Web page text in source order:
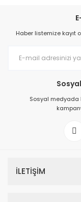
Haber listemize kayıt
Sosyal medyada
İLETİŞİM